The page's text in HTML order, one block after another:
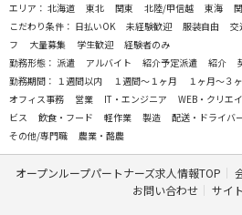
エリア： 北海道 東北 関東 北陸/甲信越 東海
こだわり条件： 日払いOK 未経験歓迎 服装自由 交
フ
大量募集 学生歓迎
経験者のみ
勤務形態： 派遣 アルバイト 紹介予定派遣 紹介
勤務期間： １週間以内 １週間～１ヶ月 １ヶ月～３
オフィス事務
営業 IT・エンジニア WEB・クリエ
ビス
飲食・フード 軽作業 製造 配送・ドライバ
その他/専門職
農業・酪農
オープンループパートナーズ求人情報TOP
お問い合わせ
サイ